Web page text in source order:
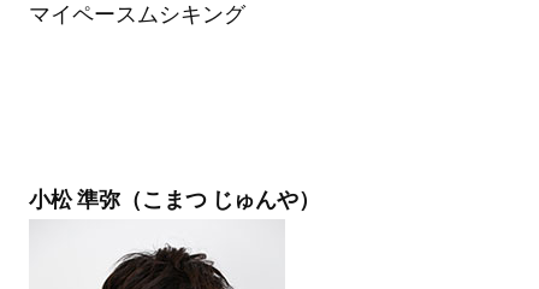
マイペースムシキング
小松 準弥（こまつ じゅんや）